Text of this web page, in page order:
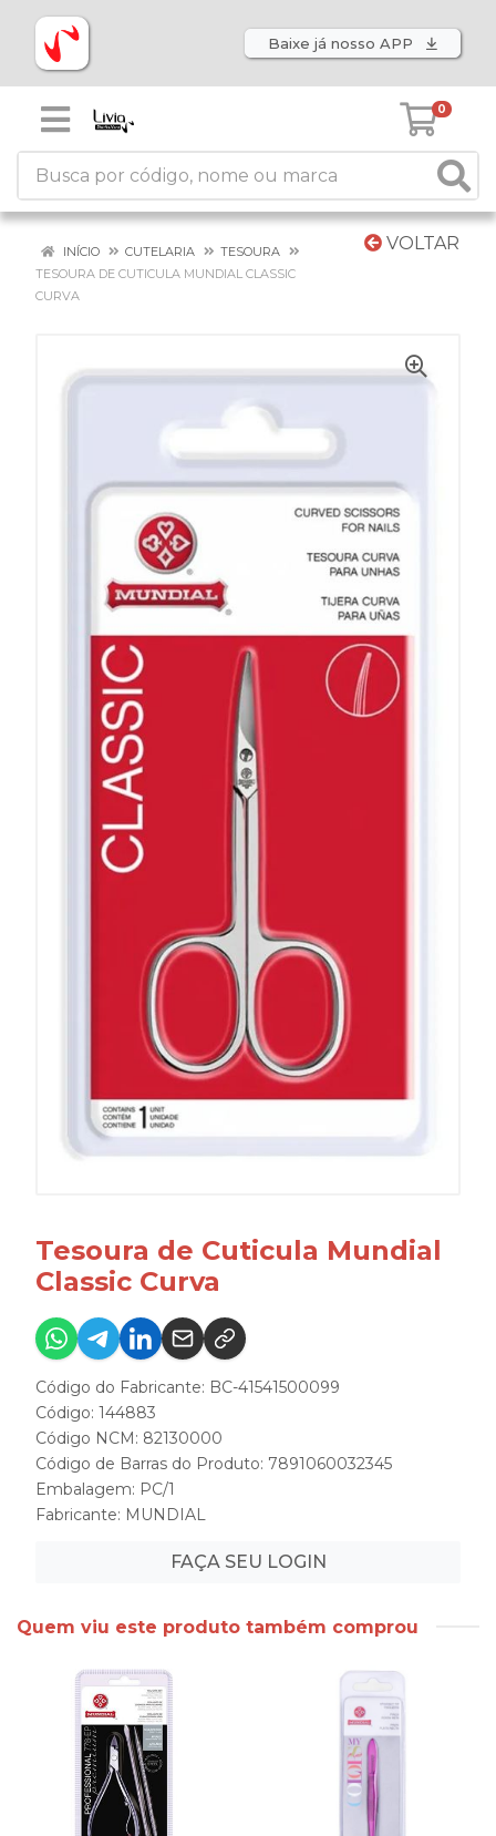
Baixe já nosso APP
0
VOLTAR
INÍCIO CUTELARIA
TESOURA
TESOURA DE CUTICULA MUNDIAL CLASSIC
CURVA
Tesoura de Cuticula Mundial
Classic Curva
Código do Fabricante: BC-41541500099
Código: 144883
Código NCM: 82130000
Código de Barras do Produto: 7891060032345
Embalagem: PC/1
Fabricante: MUNDIAL
FAÇA SEU LOGIN
Quem viu este produto também comprou